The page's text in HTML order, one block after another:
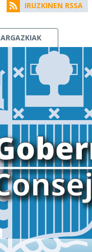
IRUZKINEN RSSA
ARGAZKIAK